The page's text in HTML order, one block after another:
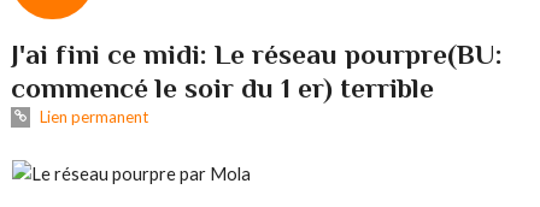
J'ai fini ce midi: Le réseau pourpre(BU:
commencé le soir du 1 er) terrible
Lien permanent